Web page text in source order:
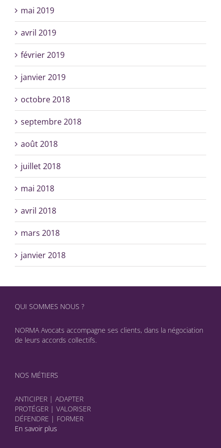
mai 2019
avril 2019
février 2019
janvier 2019
octobre 2018
septembre 2018
août 2018
juillet 2018
mai 2018
avril 2018
mars 2018
janvier 2018
QUI SOMMES NOUS ?
NORMA Avocats accompagne ses clients, dans la négociation
de leurs accords collectifs.
NOS MÉTIERS
ANTICIPER | ADAPTER
PROTÉGER | VALORISER
DÉFENDRE | FORMER
En savoir plus